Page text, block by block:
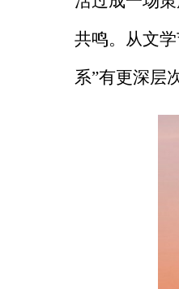
共鸣。从文
系”有更深层